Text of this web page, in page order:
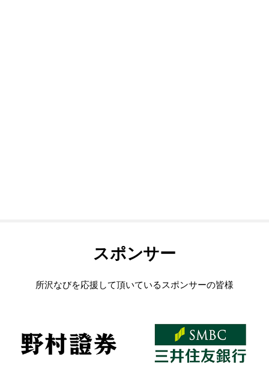
スポンサー
所沢なびを応援して頂いているスポンサーの皆様